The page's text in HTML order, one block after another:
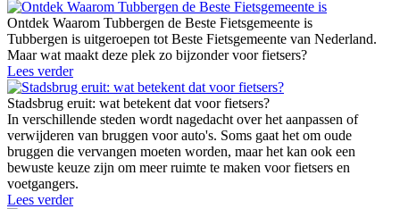
Ontdek Waarom Tubbergen de Beste Fietsgemeente is
Tubbergen is uitgeroepen tot Beste Fietsgemeente van Nederland.
Maar wat maakt deze plek zo bijzonder voor fietsers?
Lees verder
Stadsbrug eruit: wat betekent dat voor fietsers?
In verschillende steden wordt nagedacht over het aanpassen of
verwijderen van bruggen voor auto's. Soms gaat het om oude
bruggen die vervangen moeten worden, maar het kan ook een
bewuste keuze zijn om meer ruimte te maken voor fietsers en
voetgangers.
Lees verder